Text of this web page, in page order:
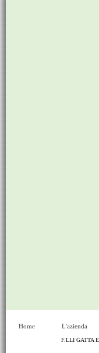
Home L'azienda
F.LLI GATTA